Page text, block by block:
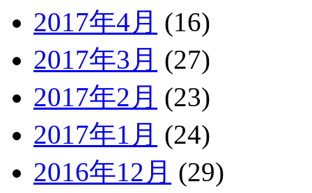
2017年4月 (16)
2017年3月 (27)
2017年2月 (23)
2017年1月 (24)
2016年12月 (29)